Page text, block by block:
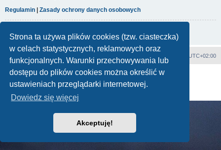
Strona ta używa plików cookies (tzw. ciasteczka)
w celach statystycznych, reklamowych oraz
funkcjonalnych. Warunki przechowywania lub
dostępu do plików cookies można określić w
ustawieniach przeglądarki internetowej.
Dowiedz się więcej
Akceptuję!
Regulamin | Zasady ochrony danych osobowych
UTC+02:00
Technologię dostarczaphpBB ® Forum Software © phpBB Limited
Polski pakiet językowy dostarczaphpBB.pl